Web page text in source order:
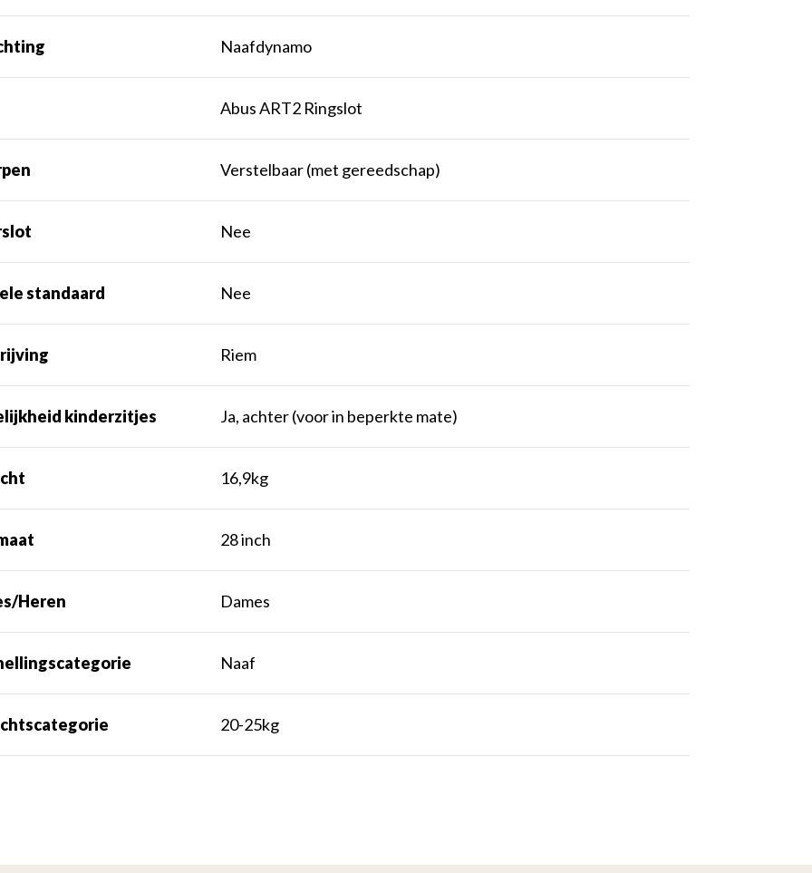
Naafdynamo
Abus ART2 Ringslot
Verstelbaar (met gereedschap)
Nee
standaard Nee
Riem
kinderzitjes Ja, achter (voor in beperkte mate)
16,9kg
28 inch
Heren Dames
Naaf
20-25kg